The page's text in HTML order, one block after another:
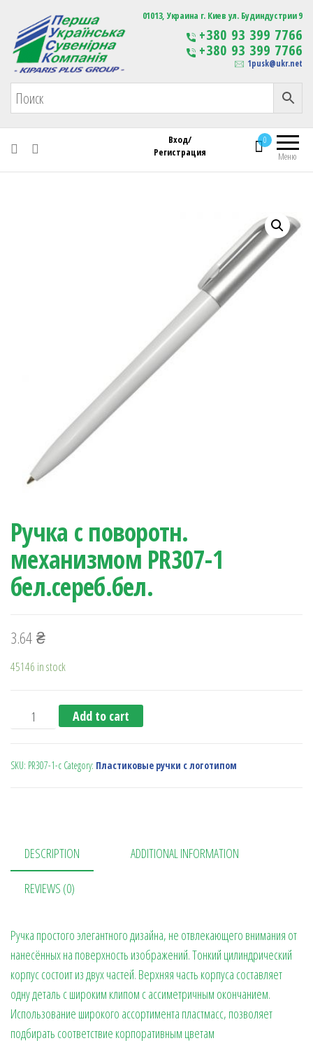
Первая Украинская Сувенирная Компания Изготовление
сувенирной продукции
с логотипом
01013, Украина г. Киев ул. Будиндустрии 9
+380 93 399 7766
+380 93 399 7766
1pusk@ukr.net
Меню
0
Вход/
Регистрация
Ручка с поворотн.
механизмом PR307-1
бел.сереб.бел.
3.64₴
45146 in stock
Ручка с поворотн. механизмом PR307-1 бел.сереб.бел.
Add to cart
SKU: PR307-1-с Category: Пластиковые ручки с логотипом
DESCRIPTION ADDITIONAL INFORMATION
REVIEWS (0)
Ручка простого элегантного дизайна, не отвлекающего внимания от
нанесённых на поверхность изображений. Тонкий цилиндрический
корпус состоит из двух частей. Верхняя часть корпуса составляет
одну деталь с широким клипом с ассиметричным окончанием.
Использование широкого ассортимента пластмасс, позволяет
подбирать соответствие корпоративным цветам